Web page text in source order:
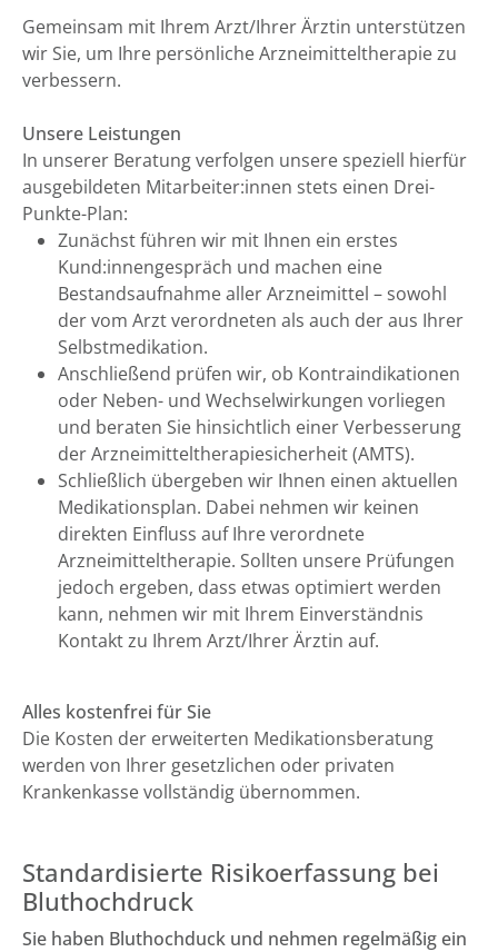
Gemeinsam mit Ihrem Arzt/Ihrer Ärztin unterstützen
wir Sie, um Ihre persönliche Arzneimitteltherapie zu
verbessern.
Unsere Leistungen
In unserer Beratung verfolgen unsere speziell hierfür
ausgebildeten Mitarbeiter:innen stets einen Drei-
Punkte-Plan:
Zunächst führen wir mit Ihnen ein erstes
Kund:innengespräch und machen eine
Bestandsaufnahme aller Arzneimittel – sowohl
der vom Arzt verordneten als auch der aus Ihrer
Selbstmedikation.
Anschließend prüfen wir, ob Kontraindikationen
oder Neben- und Wechselwirkungen vorliegen
und beraten Sie hinsichtlich einer Verbesserung
der Arzneimitteltherapiesicherheit (AMTS).
Schließlich übergeben wir Ihnen einen aktuellen
Medikationsplan. Dabei nehmen wir keinen
direkten Einfluss auf Ihre verordnete
Arzneimitteltherapie. Sollten unsere Prüfungen
jedoch ergeben, dass etwas optimiert werden
kann, nehmen wir mit Ihrem Einverständnis
Kontakt zu Ihrem Arzt/Ihrer Ärztin auf.
Alles kostenfrei für Sie
Die Kosten der erweiterten Medikationsberatung
werden von Ihrer gesetzlichen oder privaten
Krankenkasse vollständig übernommen.
Standardisierte Risikoerfassung bei
Bluthochdruck
Sie haben Bluthochduck und nehmen regelmäßig ein